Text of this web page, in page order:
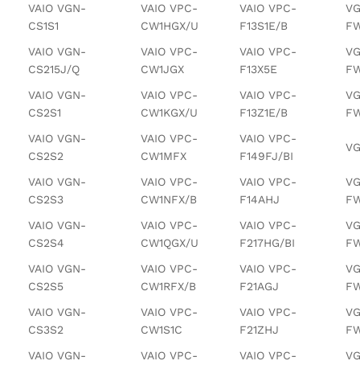
VAIO VGN-
CS1S1
VAIO VPC-
CW1HGX/U
VAIO VPC-
F13S1E/B
VAIO VGN-
CS215J/Q
VAIO VPC-
CW1JGX
VAIO VPC-
F13X5E
VAIO VGN-
CS2S1
VAIO VPC-
CW1KGX/U
VAIO VPC-
F13Z1E/B
VAIO VGN-
CS2S2
VAIO VPC-
CW1MFX
VAIO VPC-
F149FJ/BI
VAIO VGN-
CS2S3
VAIO VPC-
CW1NFX/B
VAIO VPC-
F14AHJ
VAIO VGN-
CS2S4
VAIO VPC-
CW1QGX/U
VAIO VPC-
F217HG/BI
VAIO VGN-
CS2S5
VAIO VPC-
CW1RFX/B
VAIO VPC-
F21AGJ
VAIO VGN-
CS3S2
VAIO VPC-
CW1S1C
VAIO VPC-
F21ZHJ
VAIO VGN-
VAIO VPC-
VAIO VPC-